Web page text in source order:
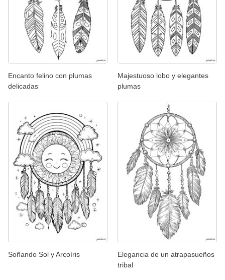
Encanto felino con plumas
delicadas
Majestuoso lobo y elegantes
plumas
Soñando Sol y Arcoíris
Elegancia de un atrapasueños
tribal